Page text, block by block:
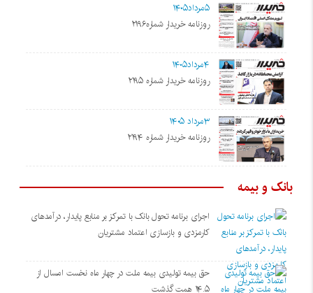
۵مرداد۱۴۰۵
روزنامه خریدار شماره۲۱۹۶
۴مرداد۱۴۰۵
روزنامه خریدار شماره ۲۱۹۵
۳مرداد ۱۴۰۵
روزنامه خریدار شماره ۲۱۹۴
بانک و بیمه
اجرای برنامه تحول بانک با تمرکز بر منابع پایدار، درآمدهای
کارمزدی و بازسازی اعتماد مشتریان
حق بیمه تولیدی بیمه ملت در چهار ماه نخست امسال از
۱۴.۵ همت گذشت